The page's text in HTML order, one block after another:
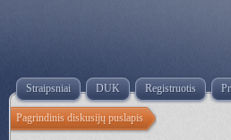
Straipsniai DUK Registruotis
Pagrindinis diskusijų puslapis